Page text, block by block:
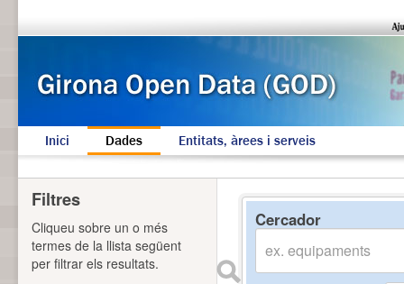
Inici Dades Entitats, àrees i serveis
Cercador
Filtres
Cliqueu sobre un o més
termes de la llista següent
per filtrar els resultats.